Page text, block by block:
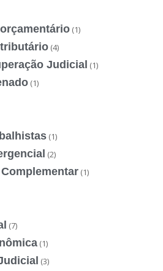
(1)
(4)
Judicial (1)
(1)
(1)
(2)
(1)
(7)
(1)
(3)